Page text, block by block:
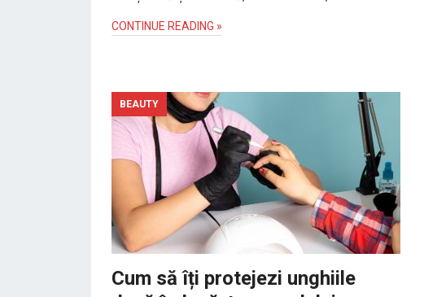
CONTINUE READING »
BEAUTY
Cum să îți protejezi unghiile